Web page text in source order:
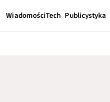
WiadomościTech Publicystyka